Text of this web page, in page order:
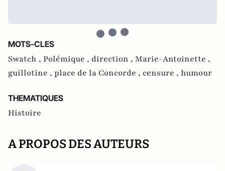
MOTS-CLES
Swatch , Polémique , direction , Marie-Antoinette ,
guillotine , place de la Concorde , censure , humour
THEMATIQUES
Histoire
A PROPOS DES AUTEURS